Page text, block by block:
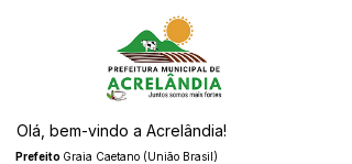
Prefeito Graia Caetano (União Brasil)
Olá, bem-vindo a Acrelândia!